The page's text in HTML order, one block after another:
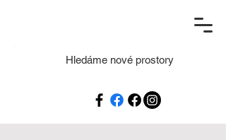
Hledáme nové prostory